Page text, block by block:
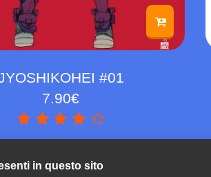
#01
7.90€
in questo sito